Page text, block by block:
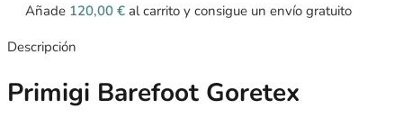
Añade 120,00 € al carrito y consigue un envío gratuito
Descripción
Primigi Barefoot Goretex